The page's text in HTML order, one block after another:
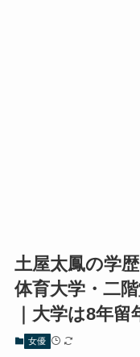
土屋太鳳の学
体育大学・二
｜大学は8年留
女優